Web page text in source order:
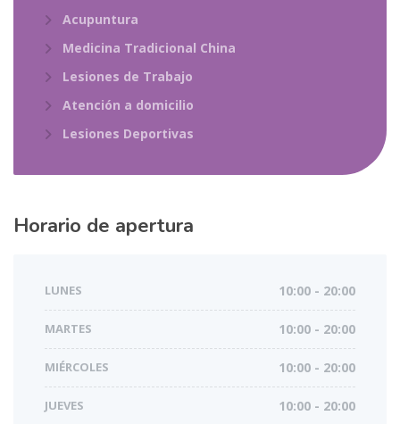
Acupuntura
Medicina Tradicional China
Lesiones de Trabajo
Atención a domicilio
Lesiones Deportivas
Horario de apertura
LUNES 10:00 - 20:00
MARTES 10:00 - 20:00
MIÉRCOLES 10:00 - 20:00
JUEVES 10:00 - 20:00